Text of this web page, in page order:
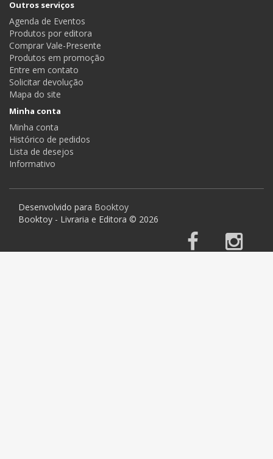
Outros serviços
Agenda de Eventos
Produtos por editora
Comprar Vale-Presente
Produtos em promoção
Entre em contato
Solicitar devolução
Mapa do site
Minha conta
Minha conta
Histórico de pedidos
Lista de desejos
Informativo
Desenvolvido para Booktoy
Booktoy - Livraria e Editora © 2026